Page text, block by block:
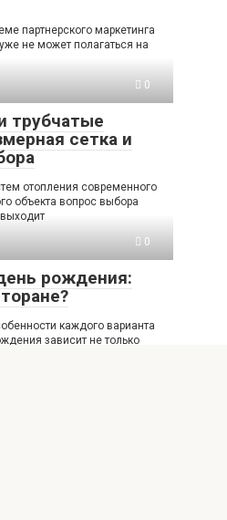
партнерского маркетинга
не может полагаться на
0
трубчатые
сетка и
отопления современного
объекта вопрос выбора
0
рождения:
каждого варианта
зависит не только